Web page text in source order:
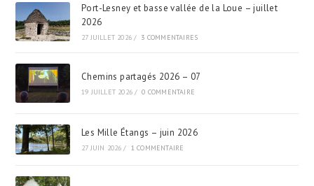
Port-Lesney et basse vallée de la Loue – juillet
2026
27 JUILLET 2026 / 3 COMMENTAIRES
Chemins partagés 2026 – 07
19 JUILLET 2026 / 0 COMMENTAIRE
Les Mille Étangs – juin 2026
27 JUIN 2026 / 1 COMMENTAIRE